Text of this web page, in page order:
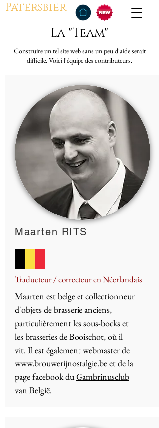
Patersbier
La "Team"
Construire un tel site web sans un peu d'aide serait
difficile. Voici l'équipe des contributeurs.
Maarten RITS
Traducteur / correcteur en Néerlandais
Maarten est belge et collectionneur
d'objets de brasserie anciens,
particulièrement les sous-bocks et
les brasseries de Booischot, où il
vit. Il est également webmaster de
www.brouwerijnostalgie.beet de la
page facebook duGambrinusclub
van België.